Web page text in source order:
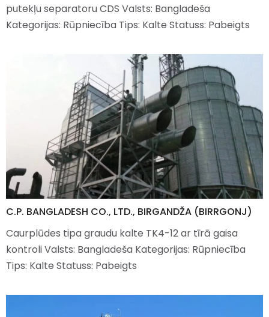
putekļu separatoru CDS Valsts: Bangladeša
Kategorijas: Rūpniecība Tips: Kalte Statuss: Pabeigts
C.P. BANGLADESH CO., LTD., BIRGANDŽA (BIRRGONJ)
Caurplūdes tipa graudu kalte TK4-12 ar tīrā gaisa
kontroli Valsts: Bangladeša Kategorijas: Rūpniecība
Tips: Kalte Statuss: Pabeigts